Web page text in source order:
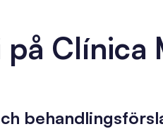
Clínica